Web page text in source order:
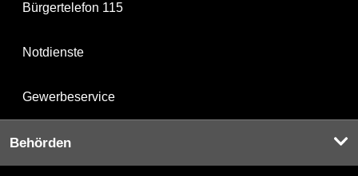
Bürgertelefon 115
Notdienste
Gewerbeservice
Behörden